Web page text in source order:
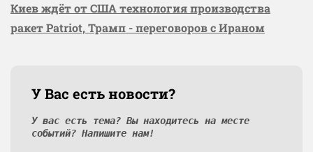
Киев ждёт от США технология производства
ракет Patriot, Трамп - переговоров с Ираном
У Вас есть новости?
У вас есть тема? Вы находитесь на месте
событий? Напишите нам!